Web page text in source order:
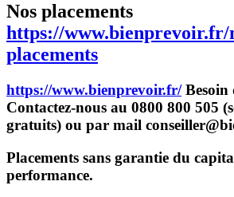
Nos placements
https://www.bienprevoir.fr/
placements
https://www.bienprevoir.fr/Besoin
Contactez-nous au 0800 800 505
gratuits) ou par mail
Placements sans garantie du
performance.